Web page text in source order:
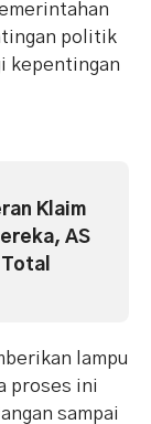
politik
kepentingan
Klaim
AS
lampu
proses ini
sampai